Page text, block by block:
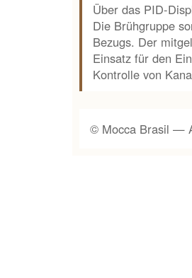
Über das PID-
Die Brühgruppe
Bezugs. Der
Einsatz für den
Kontrolle von
© Mocca Brasil —